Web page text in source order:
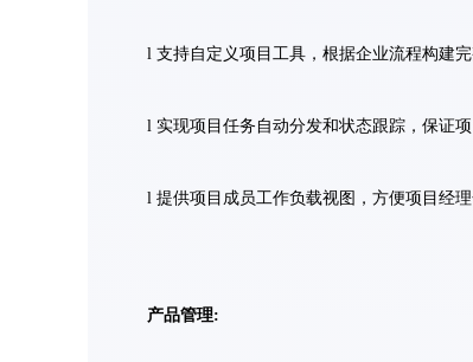
l 支持自定义项目工具，根据企业流程构建
l 实现项目任务自动分发和状态跟踪，保证项
l 提供项目成员工作负载视图，方便项目经理
产品管理: